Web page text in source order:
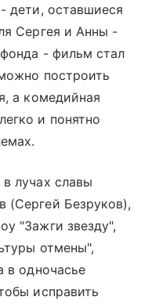
дети, оставшиеся
Сергея и Анны -
фонда - фильм стал
построить
а комедийная
и понятно
лучах славы
(Сергей Безруков),
"Зажги звезду",
отмены",
в одночасье
исправить